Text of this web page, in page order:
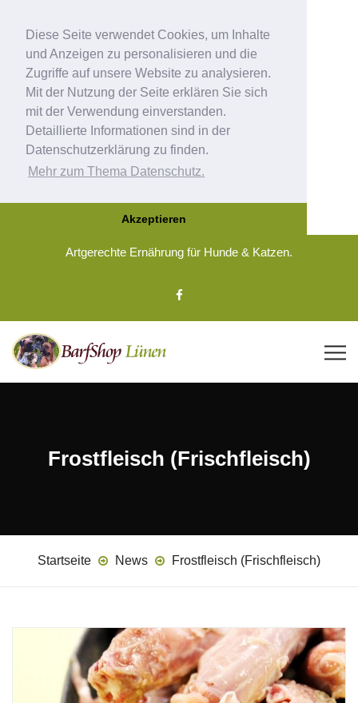
Diese Seite verwendet Cookies, um Inhalte
und Anzeigen zu personalisieren und die
Zugriffe auf unsere Website zu analysieren.
Mit der Nutzung der Seite erklären Sie sich
mit der Verwendung einverstanden.
Detaillierte Informationen sind in der
Datenschutzerklärung zu finden.
Mehr zum Thema Datenschutz.
Akzeptieren
Artgerechte Ernährung für Hunde & Katzen.
Frostfleisch (Frischfleisch)
Startseite News Frostfleisch (Frischfleisch)